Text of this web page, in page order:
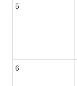
5
6